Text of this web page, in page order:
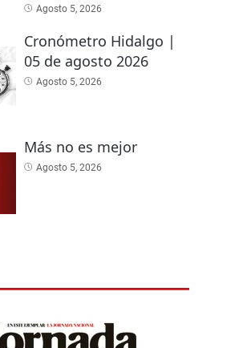
Agosto 5, 2026
Cronómetro Hidalgo |
05 de agosto 2026
Agosto 5, 2026
Más no es mejor
Agosto 5, 2026